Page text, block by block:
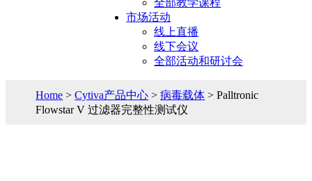
全部教学课程
市场活动
线上直播
线下会议
全部活动和研讨会
Home >Cytiva产品中心 >病毒载体 > Palltronic
Flowstar V 过滤器完整性测试仪